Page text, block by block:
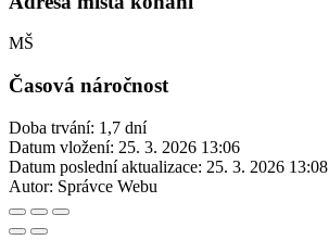
MŠ
Časová náročnost
Doba trvání: 1,7 dní
Datum vložení: 25. 3. 2026 13:06
Datum poslední aktualizace: 25. 3. 2026 13:08
Autor: Správce Webu